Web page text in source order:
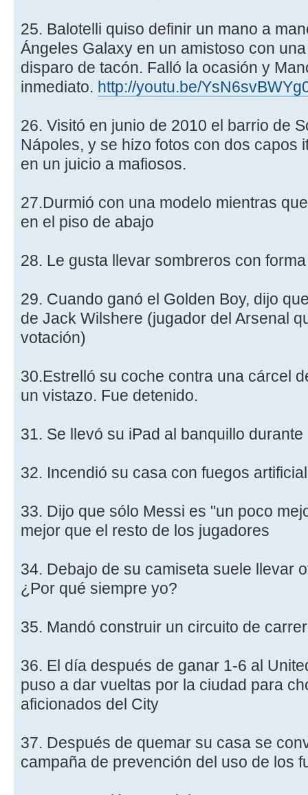
25. Balotelli quiso definir un mano a
Ángeles Galaxy en un amistoso con
disparo de tacón. Falló la ocasión y
inmediato. http://youtu.be/
26. Visitó en junio de 2010 el barrio de
Nápoles, y se hizo fotos con dos capos
en un juicio a mafiosos.
27.Durmió con una modelo mientras
en el piso de abajo
28. Le gusta llevar sombreros con
29. Cuando ganó el Golden Boy, dijo
de Jack Wilshere (jugador del Arsenal
votación)
30.Estrelló su coche contra una cárcel
un vistazo. Fue detenido.
31. Se llevó su iPad al banquillo
32. Incendió su casa con fuegos
33. Dijo que sólo Messi es "un poco
mejor que el resto de los jugadores
34. Debajo de su camiseta suele llevar
¿Por qué siempre yo?
35. Mandó construir un circuito de
36. El día después de ganar 1-6 al
puso a dar vueltas por la ciudad para
aficionados del City
37. Después de quemar su casa se
campaña de prevención del uso de los